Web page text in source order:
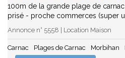
100m de la grande plage de
prisé - proche commerces (super u
Annonce n° 5558 | Location Maison
Carnac Plages de Carnac Morbihan